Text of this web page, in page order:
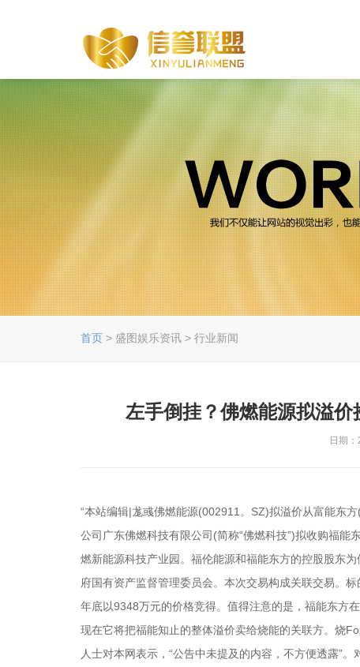
首页 > 盛图娱乐资讯 > 行业新闻
左手倒挂？佛燃能源拟溢
日期
“本站编辑|尨彧佛燃能源(002911。SZ)拟溢价从富能东
公司广东佛燃科技有限公司(简称“佛燃科技”)拟收购福能
燃新能源科技产业园。福伦能源和福能东方的控股股东
府国有资产监督管理委员会。本次交易构成关联交易。
年底以9348万元的价格竞得。值得注意的是，福能东方
现在它将把福能知止的整体溢价卖给烧能的关联方。烧
人士对本网表示，“公告中未提及的内容，不方便透露”